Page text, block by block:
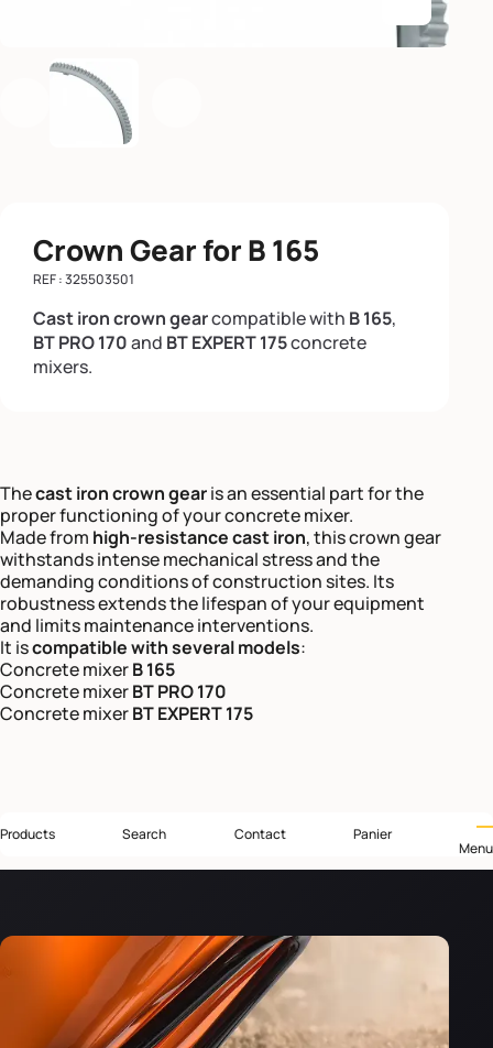
Enlarge
Crown Gear for B 165
REF : 325503501
Cast iron crown gearcompatible with B 165,
BT PRO 170and BT EXPERT 175concrete
mixers.
Thecast iron crown gearis an essential part for the
proper functioning of your concrete mixer.
Made from high-resistance cast iron, this crown gear
withstands intense mechanical stress and the
demanding conditions of construction sites. Its
robustness extends the lifespan of your equipment
and limits maintenance interventions.
It iscompatible with several models:
Concrete mixerB 165
Concrete mixerBT PRO 170
Concrete mixerBT EXPERT 175
Products Search Contact Panier
Menu